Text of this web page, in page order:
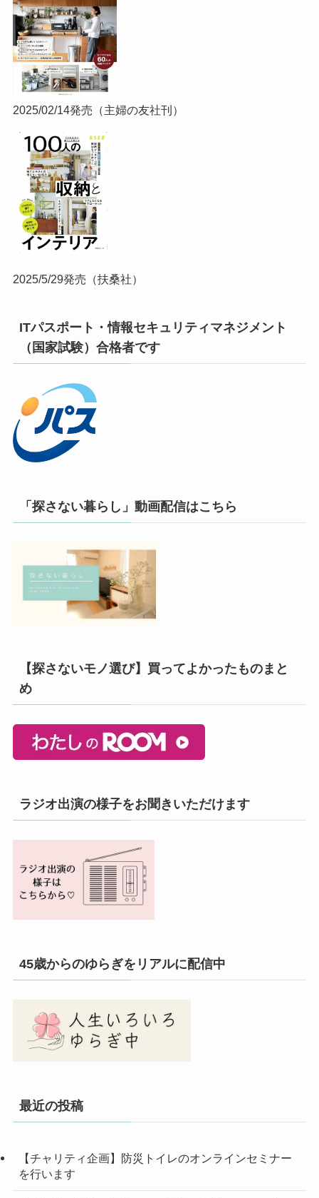
2025/02/14発売（主婦の友社刊）
2025/5/29発売（扶桑社）
ITパスポート・情報セキュリティマネジメント
（国家試験）合格者です
「探さない暮らし」動画配信はこちら
【探さないモノ選び】買ってよかったものまと
め
ラジオ出演の様子をお聞きいただけます
45歳からのゆらぎをリアルに配信中
最近の投稿
【チャリティ企画】防災トイレのオンラインセミナー
を行います